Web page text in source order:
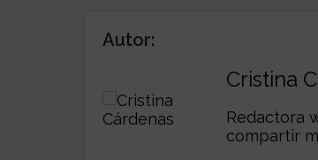
Autor:
Cristina
Redactora
compartir